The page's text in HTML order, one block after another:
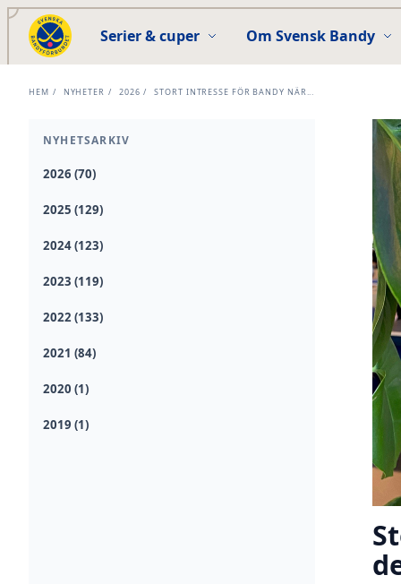
Serier & cuper Om Svensk Bandy
HEM / NYHETER / 2026 / STORT INTRESSE FÖR BANDY NÄR...
NYHETSARKIV
2026 (70)
2025 (129)
2024 (123)
2023 (119)
2022 (133)
2021 (84)
2020 (1)
2019 (1)